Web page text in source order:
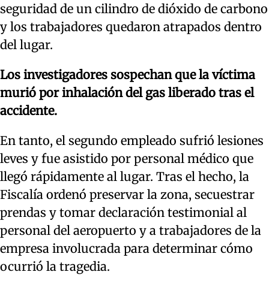
seguridad de un cilindro de dióxido de carbono
y los trabajadores quedaron atrapados dentro
del lugar.
Los investigadores sospechan que la víctima
murió por inhalación del gas liberado tras el
accidente.
En tanto, el segundo empleado sufrió lesiones
leves y fue asistido por personal médico que
llegó rápidamente al lugar. Tras el hecho, la
Fiscalía ordenó preservar la zona, secuestrar
prendas y tomar declaración testimonial al
personal del aeropuerto y a trabajadores de la
empresa involucrada para determinar cómo
ocurrió la tragedia.